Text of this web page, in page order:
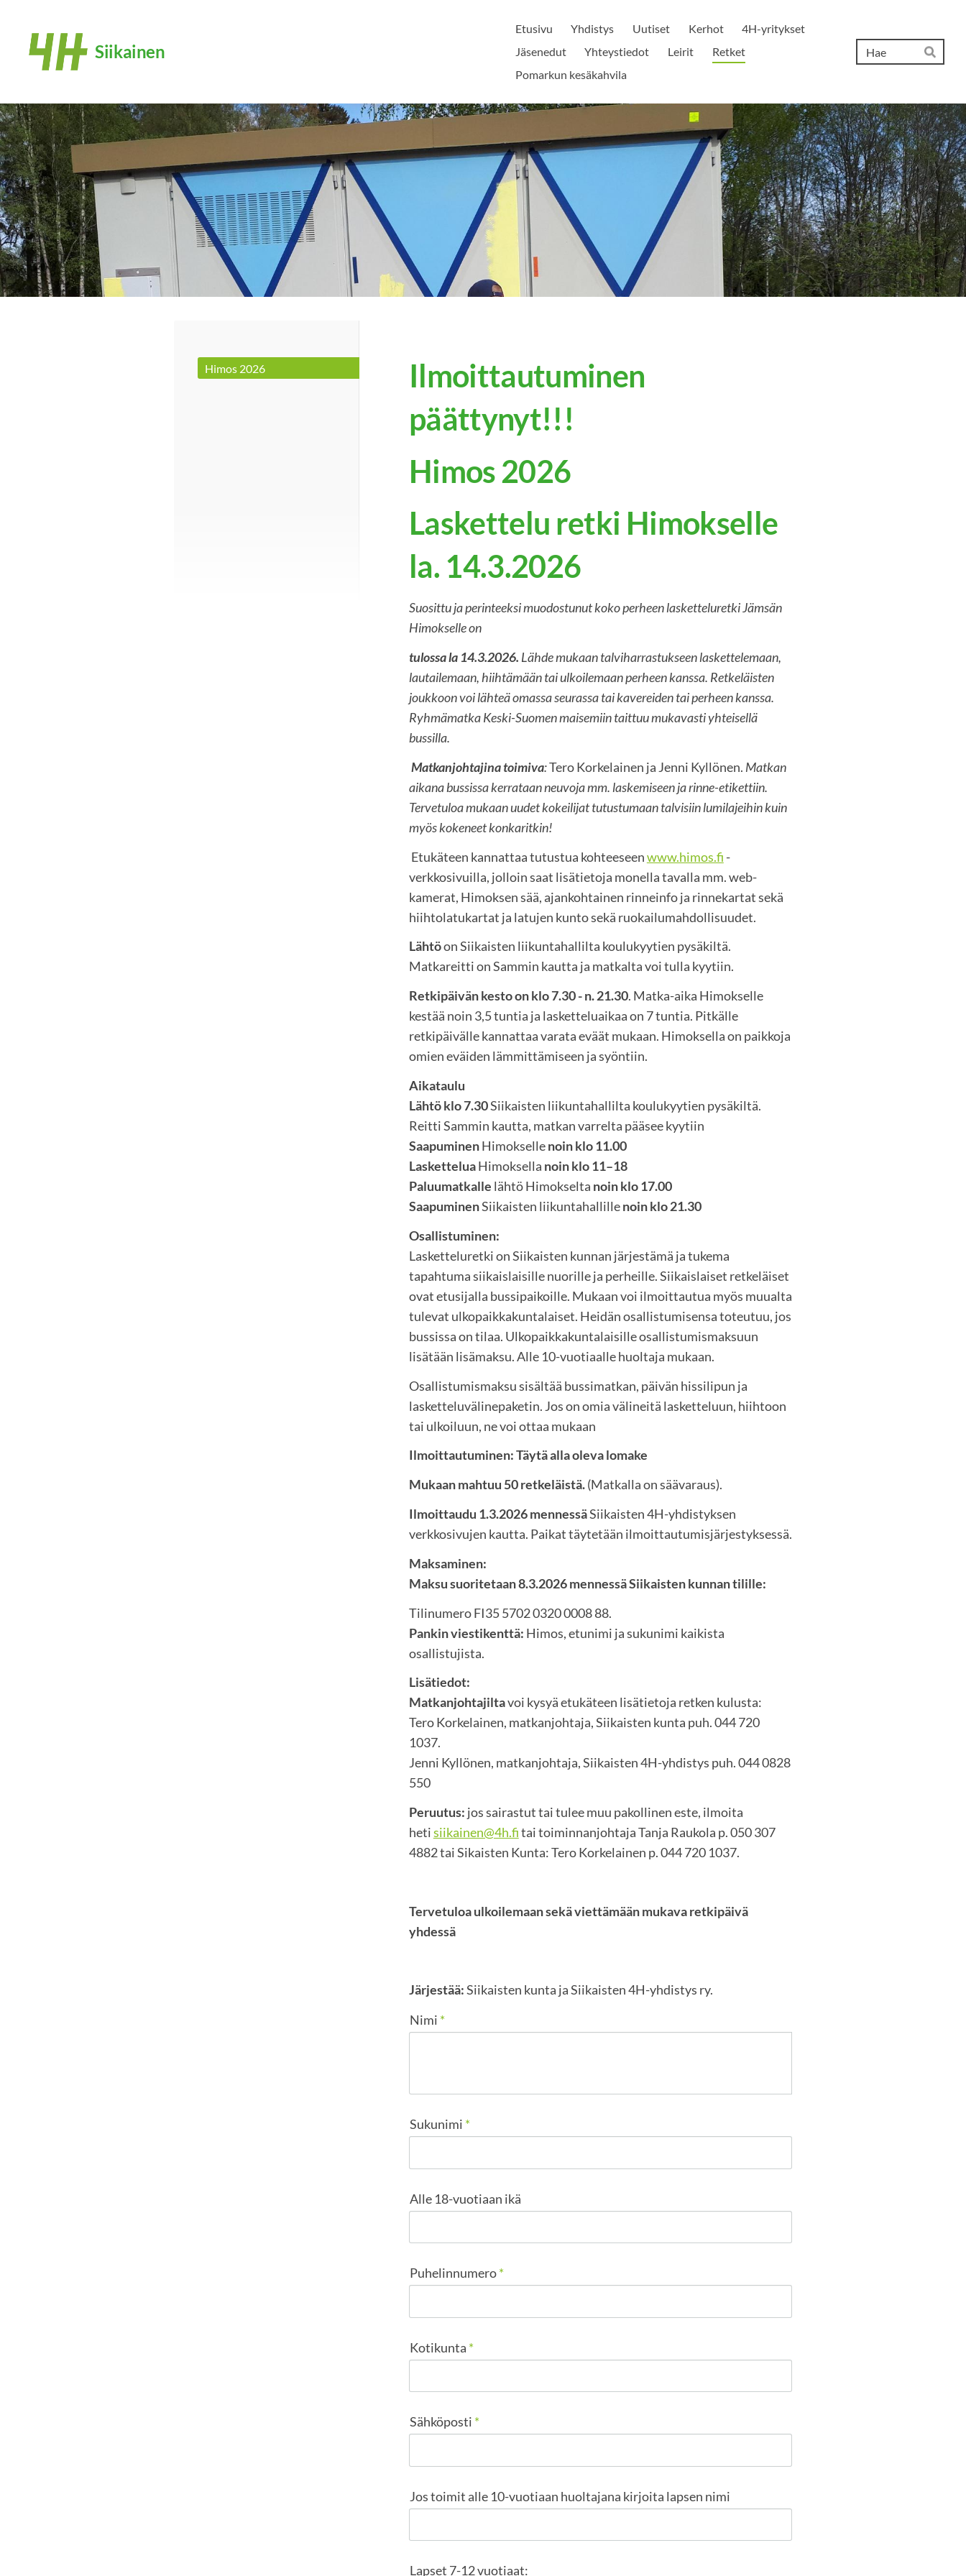
sivun
sisältöön
Siikainen
Etusivu Yhdistys Uutiset Kerhot
4H-yritykset
Jäsenedut
Yhteystiedot Leirit
Retket
Pomarkun kesäkahvila
Hae
Himos 2026
Ilmoittautuminen
päättynyt!!!
Himos 2026
Laskettelu retki Himokselle
la. 14.3.2026
Suosittu ja perinteeksi muodostunut koko perheen lasketteluretki Jämsän
Himokselle on
tulossa la 14.3.2026. Lähde mukaan talviharrastukseen laskettelemaan,
lautailemaan, hiihtämään tai ulkoilemaan perheen kanssa. Retkeläisten
joukkoon voi lähteä omassa seurassa tai kavereiden tai perheen kanssa.
Ryhmämatka Keski-Suomen maisemiin taittuu mukavasti yhteisellä
bussilla.
Matkanjohtajina toimiva:Tero Korkelainen ja Jenni Kyllönen. Matkan
aikana bussissa kerrataan neuvoja mm. laskemiseen ja rinne-etikettiin.
Tervetuloa mukaan uudet kokeilijat tutustumaan talvisiin lumilajeihin kuin
myös kokeneet konkaritkin!
Etukäteen kannattaa tutustua kohteeseenwww.himos.fi -
verkkosivuilla, jolloin saat lisätietoja monella tavalla mm. web-
kamerat, Himoksen sää, ajankohtainen rinneinfo ja rinnekartat sekä
hiihtolatukartat ja latujen kunto sekä ruokailumahdollisuudet.
Lähtöon Siikaisten liikuntahallilta koulukyytien pysäkiltä.
Matkareitti on Sammin kautta ja matkalta voi tulla kyytiin.
Retkipäivän kesto on klo 7.30 - n. 21.30. Matka-aika Himokselle
kestää noin 3,5 tuntia ja lasketteluaikaa on 7 tuntia. Pitkälle
retkipäivälle kannattaa varata eväät mukaan. Himoksella on paikkoja
omien eväiden lämmittämiseen ja syöntiin.
Aikataulu
Lähtö klo 7.30Siikaisten liikuntahallilta koulukyytien pysäkiltä.
Reitti Sammin kautta, matkan varrelta pääsee kyytiin
SaapuminenHimoksellenoin klo 11.00
LasketteluaHimoksella noin klo 11–18
Paluumatkalle lähtö Himokselta noin klo 17.00
SaapuminenSiikaisten liikuntahallillenoin klo 21.30
Osallistuminen:
Lasketteluretki on Siikaisten kunnan järjestämä ja tukema
tapahtuma siikaislaisille nuorille ja perheille. Siikaislaiset retkeläiset
ovat etusijalla bussipaikoille. Mukaan voi ilmoittautua myös muualta
tulevat ulkopaikkakuntalaiset. Heidän osallistumisensa toteutuu, jos
bussissa on tilaa. Ulkopaikkakuntalaisille osallistumismaksuun
lisätään lisämaksu. Alle 10-vuotiaalle huoltaja mukaan.
Osallistumismaksu sisältää bussimatkan, päivän hissilipun ja
lasketteluvälinepaketin. Jos on omia välineitä lasketteluun, hiihtoon
tai ulkoiluun, ne voi ottaa mukaan
Ilmoittautuminen: Täytä alla oleva lomake
Mukaan mahtuu 50 retkeläistä.(Matkalla on säävaraus).
Ilmoittaudu 1.3.2026 mennessäSiikaisten 4H-yhdistyksen
verkkosivujen kautta. Paikat täytetään ilmoittautumisjärjestyksessä.
Maksaminen:
Maksu suoritetaan 8.3.2026 mennessä Siikaisten kunnan tilille:
Tilinumero FI35 5702 0320 0008 88.
Pankin viestikenttä: Himos, etunimi ja sukunimi kaikista
osallistujista.
Lisätiedot:
Matkanjohtajiltavoi kysyä etukäteen lisätietoja retken kulusta:
Tero Korkelainen, matkanjohtaja, Siikaisten kunta puh. 044 720
1037.
Jenni Kyllönen, matkanjohtaja, Siikaisten 4H-yhdistys puh. 044 0828
550
Peruutus: jos sairastut tai tulee muu pakollinen este, ilmoita
hetisiikainen@4h.fitai toiminnanjohtaja Tanja Raukola p. 050 307
4882 tai Sikaisten Kunta: Tero Korkelainen p. 044 720 1037.
Tervetuloa ulkoilemaan sekä viettämään mukava retkipäivä
yhdessä
Järjestää:Siikaisten kunta ja Siikaisten 4H-yhdistys ry.
Nimi *
Sukunimi *
Alle 18-vuotiaan ikä
Puhelinnumero*
Kotikunta *
Sähköposti *
Jos toimit alle 10-vuotiaan huoltajana kirjoita lapsen nimi
Lapset 7-12 vuotiaat: